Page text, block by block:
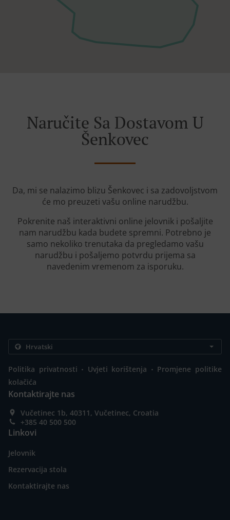
Naručite Sa Dostavom U
Šenkovec
Da, mi se nalazimo blizu Šenkovec i sa zadovoljstvom
će mo preuzeti vašu online narudžbu.
Pokrenite naš interaktivni online jelovnik i pošaljite
nam narudžbu kada budete spremni. Potrebno je
samo nekoliko trenutaka da pregledamo vašu
narudžbu i pošaljemo potvrdu prijema sa
navedenim vremenom za isporuku.
Politika privatnosti . Uvjeti korištenja . Promjene politike
kolačića
Kontaktirajte nas
Vučetinec 1b, 40311, Vučetinec, Croatia
+385 40 500 500
Linkovi
Jelovnik
Rezervacija stola
Kontaktirajte nas